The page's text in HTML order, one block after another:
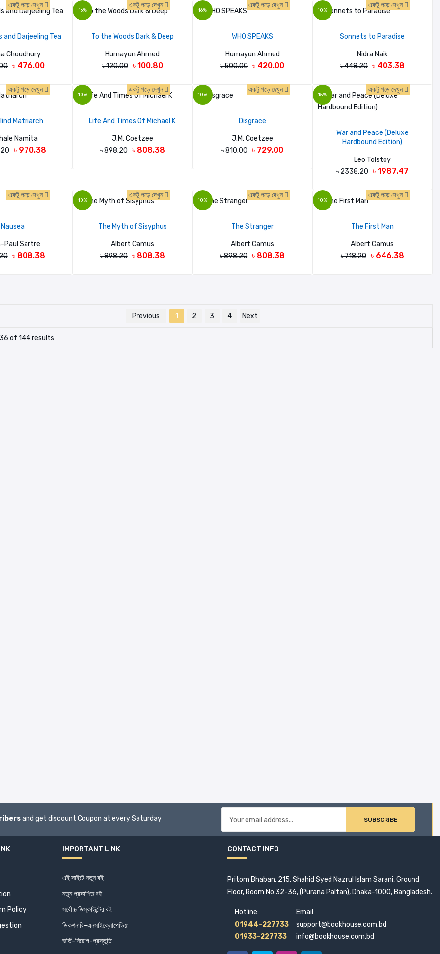
একটু পড়ে দেখুন
and Darjeeling Tea
Choudhury
৳ 476.00
16%
একটু পড়ে দেখুন
To the Woods Dark & Deep
Humayun Ahmed
৳ 120.00 ৳ 100.80
16%
একটু পড়ে দেখুন
WHO SPEAKS
Humayun Ahmed
৳ 500.00 ৳ 420.00
10%
একটু পড়ে দেখুন
Sonnets to Paradise
Nidra Naik
৳ 448.20 ৳ 403.38
একটু পড়ে দেখুন
Matriarch
Namita
৳ 970.38
10%
একটু পড়ে দেখুন
Life And Times Of Michael K
J.M. Coetzee
৳ 898.20 ৳ 808.38
10%
একটু পড়ে দেখুন
Disgrace
J.M. Coetzee
৳ 810.00 ৳ 729.00
15%
একটু পড়ে দেখুন
War and Peace (Deluxe
Hardbound Edition)
Leo Tolstoy
৳ 2338.20 ৳ 1987.47
একটু পড়ে দেখুন
Nausea
Paul Sartre
৳ 808.38
10%
একটু পড়ে দেখুন
The Myth of Sisyphus
Albert Camus
৳ 898.20 ৳ 808.38
10%
একটু পড়ে দেখুন
The Stranger
Albert Camus
৳ 898.20 ৳ 808.38
10%
একটু পড়ে দেখুন
The First Man
Albert Camus
৳ 718.20 ৳ 646.38
Previous 1 2 3 4 Next
of 144 results
and get discount Coupon at every Saturday SUBSCRIBE
Policy
IMPORTANT LINK
এই সাইটে নতুন বই
নতুন প্রকাশিত বই
সর্বোচ্চ ডিস্কাউন্টের বই
ডিকশনারি-এনসাইক্লোপেডিয়া
ভর্তি-নিয়োগ-প্রস্তুতি
CONTACT INFO
Pritom Bhaban, 215, Shahid Syed Nazrul Islam Sarani, Ground
Floor, Room No:32-36, (Purana Paltan), Dhaka-1000, Bangladesh.
Hotline:
01944-227733
01933-227733
Email:
support@bookhouse.com.bd
info@bookhouse.com.bd